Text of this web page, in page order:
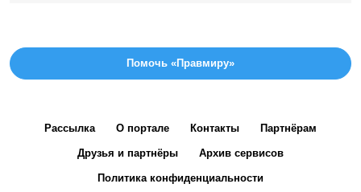
Помочь «Правмиру»
Рассылка О портале Контакты Партнёрам
Друзья и партнёры Архив сервисов
Политика конфиденциальности